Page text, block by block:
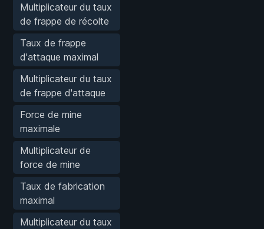
Multiplicateur du taux
de frappe de récolte
Taux de frappe
d'attaque maximal
Multiplicateur du taux
de frappe d'attaque
Force de mine
maximale
Multiplicateur de
force de mine
Taux de fabrication
maximal
Multiplicateur du taux